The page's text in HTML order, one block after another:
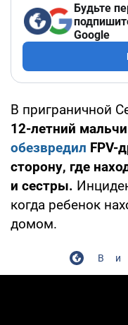
Будьте
Google
В приграничной
12-летний
обезвредил FPV-
сторону, где
и сестры.
когда ребенок
домом.